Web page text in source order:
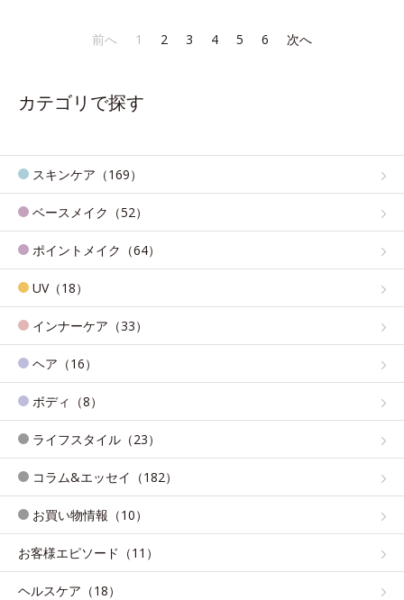
前へ 1 2 3 4 5 6 次へ
カテゴリで探す
スキンケア（169）
ベースメイク（52）
ポイントメイク（64）
UV（18）
インナーケア（33）
ヘア（16）
ボディ（8）
ライフスタイル（23）
コラム&エッセイ（182）
お買い物情報（10）
お客様エピソード（11）
ヘルスケア（18）